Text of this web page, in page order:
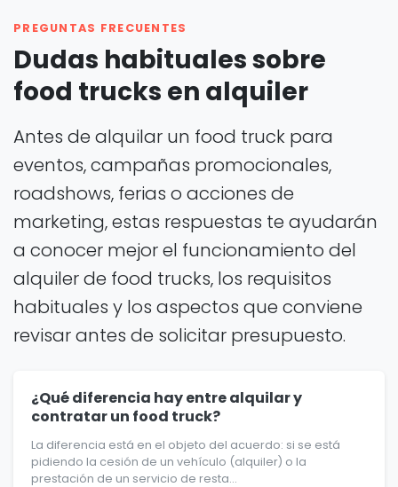
PREGUNTAS FRECUENTES
Dudas habituales sobre
food trucks en alquiler
Antes de alquilar un food truck para
eventos, campañas promocionales,
roadshows, ferias o acciones de
marketing, estas respuestas te ayudarán
a conocer mejor el funcionamiento del
alquiler de food trucks, los requisitos
habituales y los aspectos que conviene
revisar antes de solicitar presupuesto.
¿Qué diferencia hay entre alquilar y
contratar un food truck?
La diferencia está en el objeto del acuerdo: si se está
pidiendo la cesión de un vehículo (alquiler) o la
prestación de un servicio de resta...